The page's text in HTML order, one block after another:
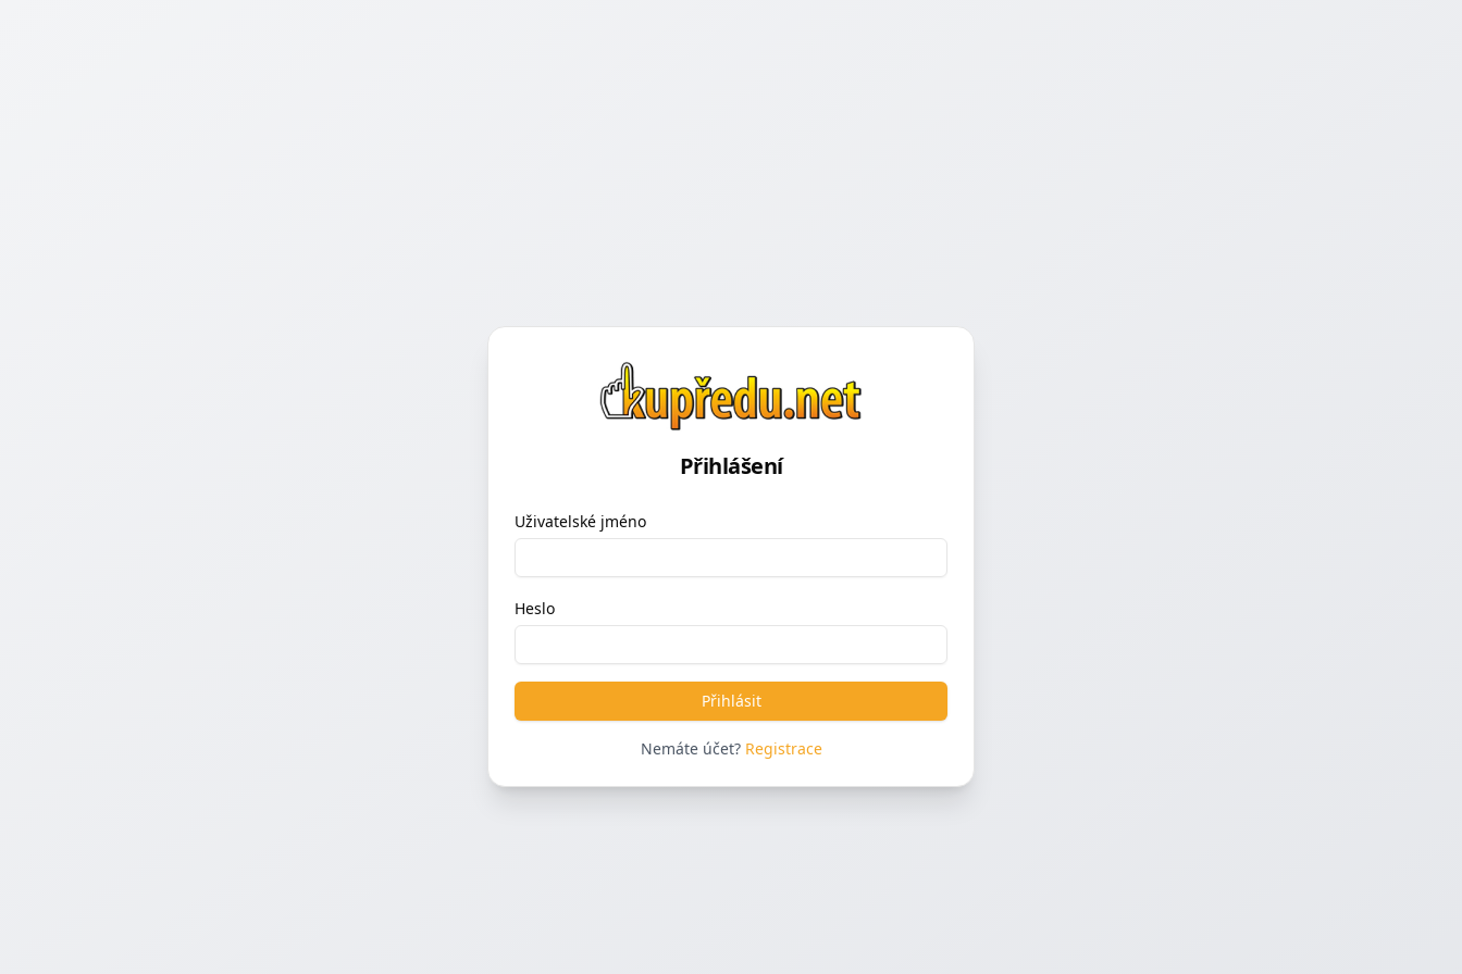
Přihlášení
Uživatelské jméno
Heslo
Přihlásit
Nemáte účet? Registrace